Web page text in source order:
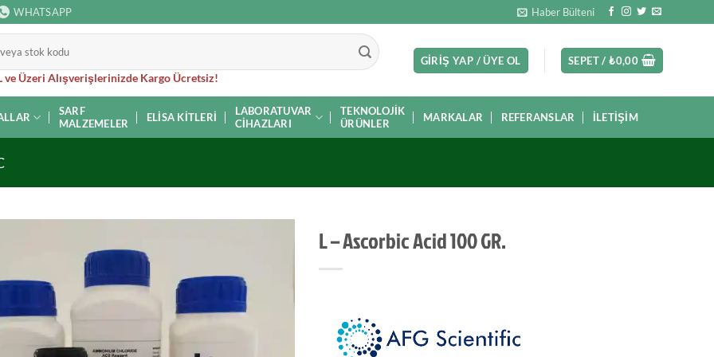
WHATSAPP Haber Bülteni
ve Üzeri Alışverişlerinizde Kargo Ücretsiz!
GIRIŞ YAP / ÜYE OL SEPET /₺0,00
SARF
MALZEMELER
ELISA KITLERI
LABORATUVAR
CIHAZLARI
TEKNOLOJIK
ÜRÜNLER
MARKALAR REFERANSLAR İLETIŞIM
L – Ascorbic Acid 100 GR.